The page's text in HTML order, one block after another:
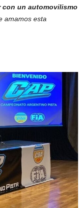
un automovilismo
amamos esta